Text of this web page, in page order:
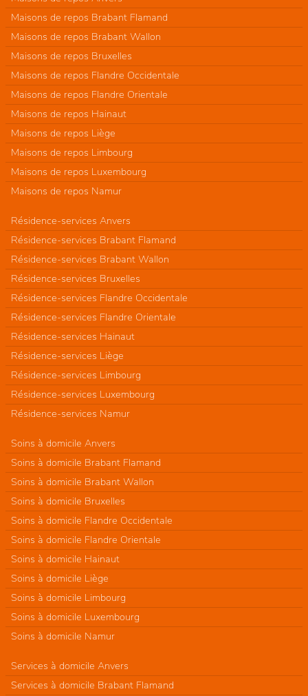
Maisons de repos Brabant Flamand
Maisons de repos Brabant Wallon
Maisons de repos Bruxelles
Maisons de repos Flandre Occidentale
Maisons de repos Flandre Orientale
Maisons de repos Hainaut
Maisons de repos Liège
Maisons de repos Limbourg
Maisons de repos Luxembourg
Maisons de repos Namur
Résidence-services Anvers
Résidence-services Brabant Flamand
Résidence-services Brabant Wallon
Résidence-services Bruxelles
Résidence-services Flandre Occidentale
Résidence-services Flandre Orientale
Résidence-services Hainaut
Résidence-services Liège
Résidence-services Limbourg
Résidence-services Luxembourg
Résidence-services Namur
Soins à domicile Anvers
Soins à domicile Brabant Flamand
Soins à domicile Brabant Wallon
Soins à domicile Bruxelles
Soins à domicile Flandre Occidentale
Soins à domicile Flandre Orientale
Soins à domicile Hainaut
Soins à domicile Liège
Soins à domicile Limbourg
Soins à domicile Luxembourg
Soins à domicile Namur
Services à domicile Anvers
Services à domicile Brabant Flamand